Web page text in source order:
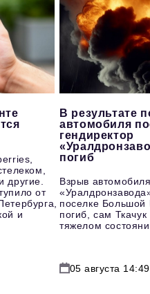
другие.
от
и
В результате
автомобиля
гендиректор
погиб
Взрыв
поселке Большой
погиб, сам
тяжелом
05 августа 14:49